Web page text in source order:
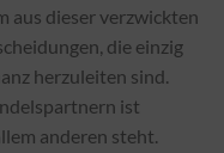
aus dieser verzwickten
die einzig
herzuleiten sind.
ist
anderen steht.